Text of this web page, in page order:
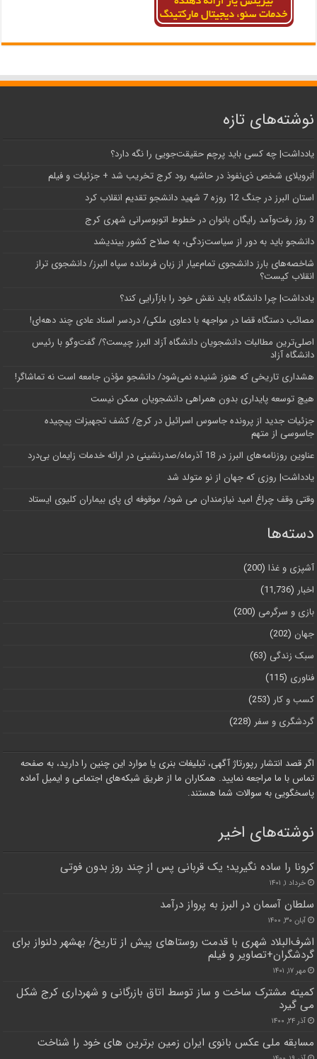
نوشته‌های تازه
یادداشت| ‌چه کسی باید پرچم حقیقت‌جویی را نگه دارد؟
اَبَر‌ویلای شخص ذی‌نفوذ در حاشیه‌ رود کرج تخریب شد + جزئیات و فیلم
استان البرز در جنگ 12 روزه 7 شهید دانشجو تقدیم انقلاب کرد
3 روز رفت‌وآمد رایگان بانوان در خطوط اتوبوسرانی شهری کرج
دانشجو باید به دور از سیاست‌زدگی، به صلاح کشور بیندیشد
شاخصه‌های بارز دانشجوی تمام‌عیار از زبان فرمانده سپاه البرز/ دانشجوی تراز
انقلاب کیست؟
یادداشت| چرا دانشگاه باید نقش خود را بازآرایی کند؟
مصائب دستگاه قضا در مواجهه با دعاوی ملکی/ دردسر اسناد عادی چند‌ دهه‌ای!
اصلی‌ترین مطالبات دانشجویان دانشگاه آزاد البرز چیست؟/ گفت‌وگو با رئیس
دانشگاه آز‌اد
هشداری تاریخی که هنوز شنیده نمی‌شود/ دانشجو مؤذن جامعه است نه تماشاگر!
هیچ توسعه پایداری بدون همراهی دانشجویان ممکن نیست
جزئیات جدید از پرونده جاسوس اسرائیل در کرج/‌ کشف تجهیزات پیچیده
جاسوسی از متهم
عناوین روزنامه‌های البرز در ‌18 آذرماه/صدرنشینی در ارائه خدمات زایمان بی‌درد
یادداشت| روزی که جهان از نو متولد شد
وقتی وقف چراغ امید نیازمندان می شود/ موقوفه ای پای بیماران کلیوی ایستاد
دسته‌ها
آشپزی و غذا (200)
اخبار (11,736)
بازی و سرگرمی (200)
جهان (202)
سبک زندگی (63)
فناوری (115)
کسب و کار (253)
گردشگری و سفر (228)
اگر قصد انتشار رپورتاژ آگهی، تبلیغات بنری یا موارد این چنین را دارید، به صفحه
تماس با ما مراجعه نمایید. همکاران ما از طریق شبکه‌های اجتماعی و ایمیل آماده
پاسخگویی به سوالات شما هستند.
نوشته‌های اخیر
کرونا را ساده نگیرید؛ یک قربانی پس از چند روز بدون فوتی
خرداد ۱, ۱۴۰۱
سلطان آسمان در البرز به پرواز درآمد
آبان ۳۰, ۱۴۰۰
اشرف‌البلاد شهری با قدمت روستاهای پیش از تاریخ/ بهشهر دلنواز برای
گردشگران+تصاویر و فیلم
مهر ۱۷, ۱۴۰۱
کمیته مشترک ساخت و ساز توسط اتاق بازرگانی و شهرداری کرج شکل
می گیرد
آذر ۲۴, ۱۴۰۰
مسابقه ملی عکس بانوی ایران زمین برترین های خود را شناخت